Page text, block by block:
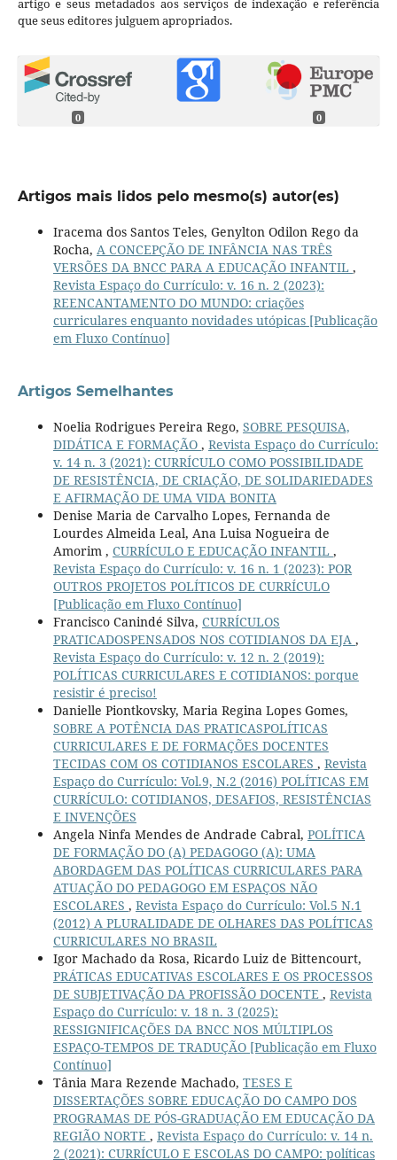
artigo e seus metadados aos serviços de indexação e referência
que seus editores julguem apropriados.
0 0
Artigos mais lidos pelo mesmo(s) autor(es)
Iracema dos Santos Teles, Genylton Odilon Rego da
Rocha, A CONCEPÇÃO DE INFÂNCIA NAS TRÊS
VERSÕES DA BNCC PARA A EDUCAÇÃO INFANTIL ,
Revista Espaço do Currículo: v. 16 n. 2 (2023):
REENCANTAMENTO DO MUNDO: criações
curriculares enquanto novidades utópicas [Publicação
em Fluxo Contínuo]
Artigos Semelhantes
Noelia Rodrigues Pereira Rego, SOBRE PESQUISA,
DIDÁTICA E FORMAÇÃO , Revista Espaço do Currículo:
v. 14 n. 3 (2021): CURRÍCULO COMO POSSIBILIDADE
DE RESISTÊNCIA, DE CRIAÇÃO, DE SOLIDARIEDADES
E AFIRMAÇÃO DE UMA VIDA BONITA
Denise Maria de Carvalho Lopes, Fernanda de
Lourdes Almeida Leal, Ana Luisa Nogueira de
Amorim , CURRÍCULO E EDUCAÇÃO INFANTIL ,
Revista Espaço do Currículo: v. 16 n. 1 (2023): POR
OUTROS PROJETOS POLÍTICOS DE CURRÍCULO
[Publicação em Fluxo Contínuo]
Francisco Canindé Silva, CURRÍCULOS
PRATICADOSPENSADOS NOS COTIDIANOS DA EJA ,
Revista Espaço do Currículo: v. 12 n. 2 (2019):
POLÍTICAS CURRICULARES E COTIDIANOS: porque
resistir é preciso!
Danielle Piontkovsky, Maria Regina Lopes Gomes,
SOBRE A POTÊNCIA DAS PRATICASPOLÍTICAS
CURRICULARES E DE FORMAÇÕES DOCENTES
TECIDAS COM OS COTIDIANOS ESCOLARES , Revista
Espaço do Currículo: Vol.9, N.2 (2016) POLÍTICAS EM
CURRÍCULO: COTIDIANOS, DESAFIOS, RESISTÊNCIAS
E INVENÇÕES
Angela Ninfa Mendes de Andrade Cabral, POLÍTICA
DE FORMAÇÃO DO (A) PEDAGOGO (A): UMA
ABORDAGEM DAS POLÍTICAS CURRICULARES PARA
ATUAÇÃO DO PEDAGOGO EM ESPAÇOS NÃO
ESCOLARES , Revista Espaço do Currículo: Vol.5 N.1
(2012) A PLURALIDADE DE OLHARES DAS POLÍTICAS
CURRICULARES NO BRASIL
Igor Machado da Rosa, Ricardo Luiz de Bittencourt,
PRÁTICAS EDUCATIVAS ESCOLARES E OS PROCESSOS
DE SUBJETIVAÇÃO DA PROFISSÃO DOCENTE , Revista
Espaço do Currículo: v. 18 n. 3 (2025):
RESSIGNIFICAÇÕES DA BNCC NOS MÚLTIPLOS
ESPAÇO-TEMPOS DE TRADUÇÃO [Publicação em Fluxo
Contínuo]
Tânia Mara Rezende Machado, TESES E
DISSERTAÇÕES SOBRE EDUCAÇÃO DO CAMPO DOS
PROGRAMAS DE PÓS-GRADUAÇÃO EM EDUCAÇÃO DA
REGIÃO NORTE , Revista Espaço do Currículo: v. 14 n.
2 (2021): CURRÍCULO E ESCOLAS DO CAMPO: políticas